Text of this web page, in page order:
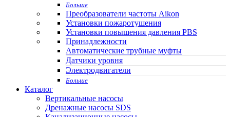
Больше
Преобразователи частоты Aikon
Установки пожаротушения
Установки повышения давления PBS
Принадлежности
Автоматические трубные муфты
Датчики уровня
Электродвигатели
Больше
Каталог
Вертикальные насосы
Дренажные насосы SDS